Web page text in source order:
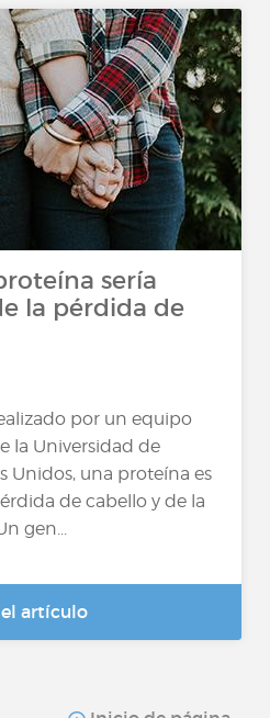
sería
la pérdida de
por un equipo
la Universidad de
Unidos, una proteína es
de cabello y de la
gen...
el artículo